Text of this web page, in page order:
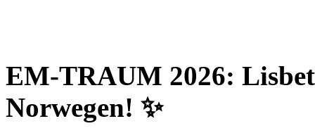
EM-TRAUM 2026:
Norwegen! ✨